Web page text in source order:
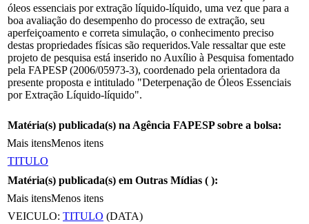
óleos essenciais por extração líquido-líquido, uma vez que para a
boa avaliação do desempenho do processo de extração, seu
aperfeiçoamento e correta simulação, o conhecimento preciso
destas propriedades físicas são requeridos.Vale ressaltar que este
projeto de pesquisa está inserido no Auxílio à Pesquisa fomentado
pela FAPESP (2006/05973-3), coordenado pela orientadora da
presente proposta e intitulado "Deterpenação de Óleos Essenciais
por Extração Líquido-líquido".
Matéria(s) publicada(s) na Agência FAPESP sobre a bolsa:
Mais itensMenos itens
TITULO
Matéria(s) publicada(s) em Outras Mídias ( ):
Mais itensMenos itens
VEICULO: TITULO (DATA)